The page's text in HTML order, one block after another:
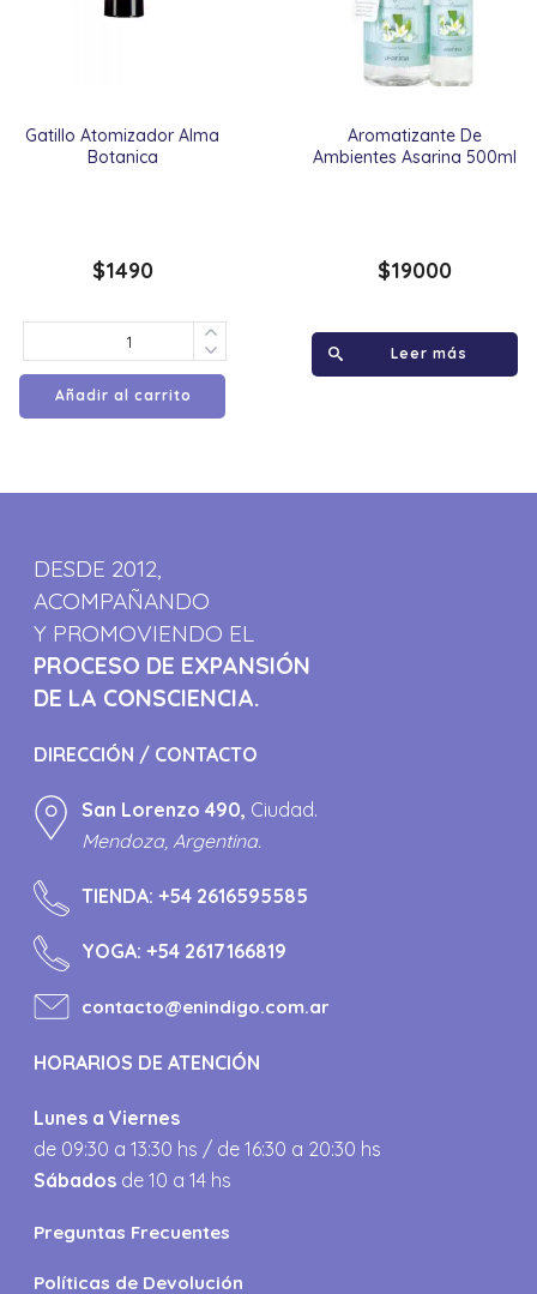
Gatillo Atomizador Alma
Botanica
$1490
Añadir al carrito
Aromatizante De
Ambientes Asarina 500ml
$19000
Leer más
DESDE 2012,
ACOMPAÑANDO
Y PROMOVIENDO EL
PROCESO DE EXPANSIÓN
DE LA CONSCIENCIA.
DIRECCIÓN / CONTACTO
San Lorenzo 490, Ciudad.
Mendoza, Argentina.
TIENDA:+54 2616595585
YOGA:+54 2617166819
contacto@enindigo.com.ar
HORARIOS DE ATENCIÓN
Lunes a Viernes
de 09:30 a 13:30 hs / de 16:30 a 20:30 hs
Sábados de 10 a 14 hs
Preguntas Frecuentes
Políticas de Devolución